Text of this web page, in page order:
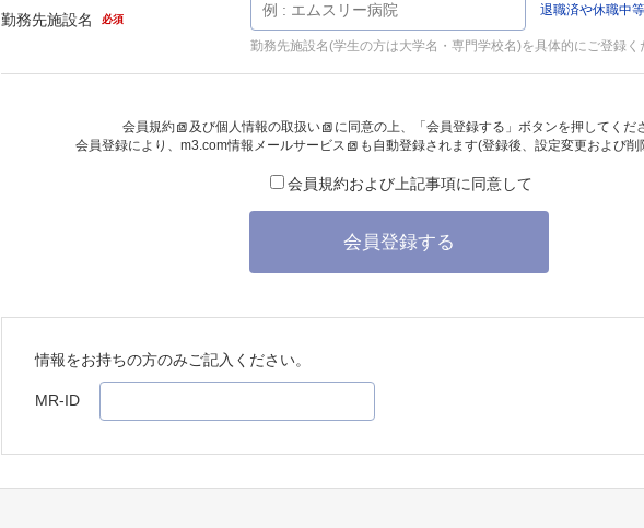
勤務先施設名 必須
退職済や休職中
勤務先施設名(学生の方は大学名・専門学校名)を具体的にご登録く
会員規約 及び個人情報の取扱い
に同意の上、「会員登録する」ボタンを押してくだ
会員登録により、 m3.com情報メールサービス も自動登録されます(登録後、設定変更および
会員規約および上記事項に同意して
会員登録する
情報をお持ちの方のみご記入ください。
MR-ID